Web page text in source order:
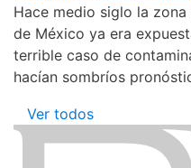
Hace medio siglo la
de México ya era
terrible caso de
hacían sombríos
Ver todos